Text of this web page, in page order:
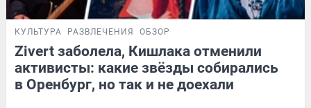
КУЛЬТУРА РАЗВЛЕЧЕНИЯ ОБЗОР
Zivert заболела, Кишлака отменили
активисты: какие звёзды собирались
в Оренбург, но так и не доехали